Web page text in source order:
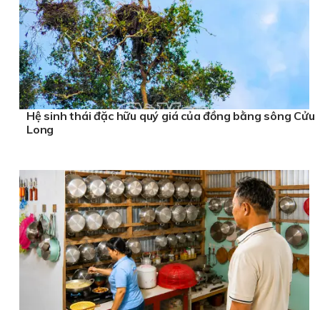
Hệ sinh thái đặc hữu quý giá của đồng bằng sông Cửu
Long